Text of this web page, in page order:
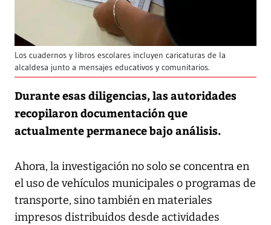
Los cuadernos y libros escolares incluyen caricaturas de la
alcaldesa junto a mensajes educativos y comunitarios.
Durante esas diligencias, las autoridades
recopilaron documentación que
actualmente permanece bajo análisis.
Ahora, la investigación no solo se concentra en
el uso de vehículos municipales o programas de
transporte, sino también en materiales
impresos distribuidos desde actividades